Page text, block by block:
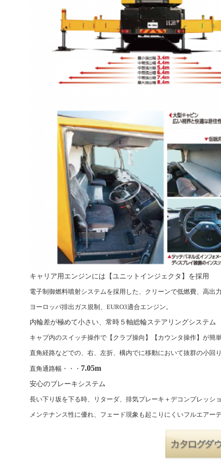
キャリア用エンジンには【ユニットインジェクタ】を採用
電子制御燃料噴射システムを採用した、クリーンで低燃費、高出
ヨーロッパ排出ガス規制、EURO3適合エンジン。
内輪差が極めて小さい、常時５軸総輪ステアリングシステム
キャプ内のスイッチ操作で【クラブ操向】【カウンタ操作】が
直角経路などでの、右、左折、構内でに移動において抜群の小回
直角通路幅・・・ 7.05m
安心のブレーキシステム
長い下り坂を下る時、リターダ、排気ブレーキ＋デコンプレッ
メンテナンス性に優れ、フェード現象も起こりにくいフルエアー